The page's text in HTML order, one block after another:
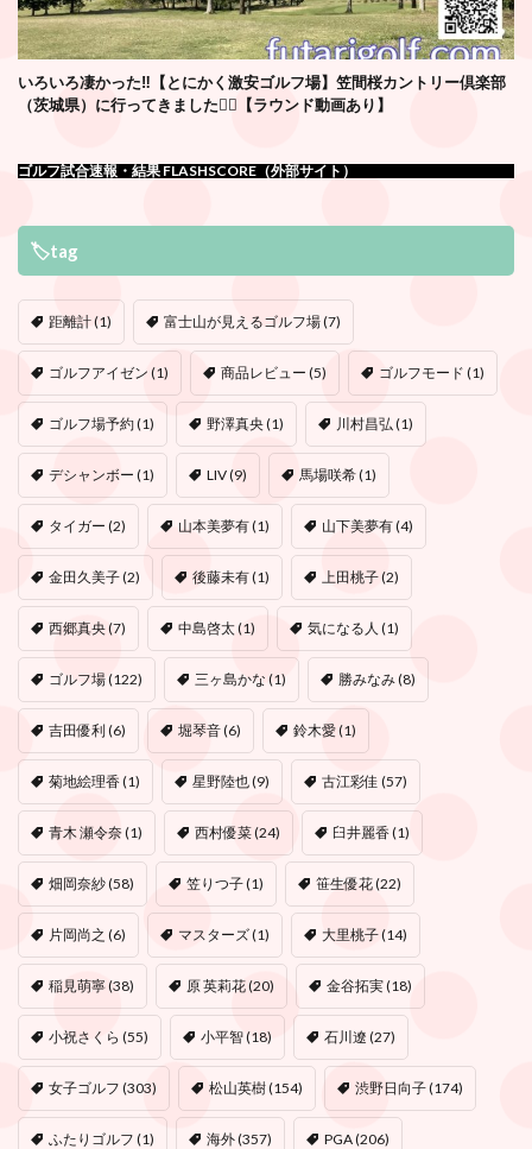
いろいろ凄かった‼️【とにかく激安ゴルフ場】笠間桜カントリー倶楽部
（茨城県）に行ってきました🏌️‍♂️【ラウンド動画あり】
ゴルフ試合速報・結果 FLASHSCORE（外部サイト）
🏷tag
距離計(1) 富士山が見えるゴルフ場(7)
ゴルフアイゼン (1) 商品レビュー (5) ゴルフモード (1)
ゴルフ場予約(1) 野澤真央(1) 川村昌弘 (1)
デシャンボー (1) LIV(9) 馬場咲希(1)
タイガー (2) 山本美夢有(1) 山下美夢有(4)
金田久美子(2) 後藤未有(1) 上田桃子(2)
西郷真央(7) 中島啓太(1) 気になる人 (1)
ゴルフ場(122) 三ヶ島かな (1) 勝みなみ(8)
吉田優利 (6) 堀琴音(6) 鈴木愛(1)
菊地絵理香(1) 星野陸也(9) 古江彩佳 (57)
青木 瀬令奈(1) 西村優菜(24) 臼井麗香(1)
畑岡奈紗(58) 笠りつ子(1) 笹生優花(22)
片岡尚之 (6) マスターズ(1) 大里桃子(14)
稲見萌寧(38) 原 英莉花(20) 金谷拓実(18)
小祝さくら (55) 小平智(18) 石川遼 (27)
女子ゴルフ (303) 松山英樹(154) 渋野日向子(174)
ふたりゴルフ (1) 海外(357) PGA(206)